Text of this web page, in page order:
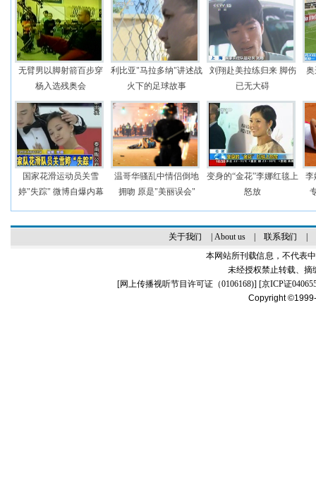
无臂男以脚射箭百步穿
杨入选残奥会
利比亚"马拉多纳"讲述战
火下的足球故事
刘翔赴美拉练归来 脚伤
已无大碍
国家花滑运动员关雪
婷"失踪" 微博自爆内幕
温哥华骚乱中情侣倒地
拥吻 原是"美丽误会"
变身的“金花”李娜红毯上
怒放
李
关于我们 About us| 联系我们
本网站所刊载信息，不代表
未经授权禁止转载、摘
[网上传播视听节目许可证（0106168)] [京ICP证
Copyright